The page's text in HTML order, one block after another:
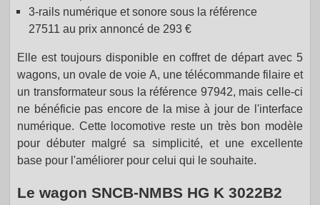
3-rails numérique et sonore sous la référence
27511 au prix annoncé de 293 €
Elle est toujours disponible en coffret de départ avec 5
wagons, un ovale de voie A, une télécommande filaire et
un transformateur sous la référence 97942, mais celle-ci
ne bénéficie pas encore de la mise à jour de l'interface
numérique. Cette locomotive reste un très bon modèle
pour débuter malgré sa simplicité, et une excellente
base pour l'améliorer pour celui qui le souhaite.
Le wagon SNCB-NMBS HG K 3022B2